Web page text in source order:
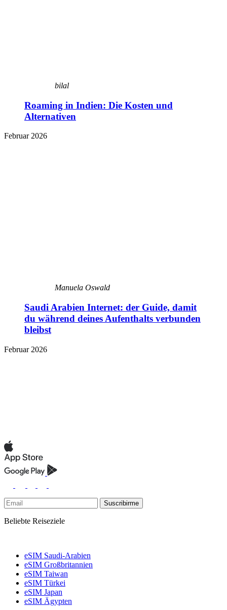
bilal
Roaming in Indien: Die Kosten und
Alternativen
Februar 2026
Manuela Oswald
Saudi Arabien Internet: der Guide, damit
du während deines Aufenthalts verbunden
bleibst
Februar 2026
Suscribirme
Beliebte Reiseziele
eSIM Saudi-Arabien
eSIM Großbritannien
eSIM Taiwan
eSIM Türkei
eSIM Japan
eSIM Ägypten